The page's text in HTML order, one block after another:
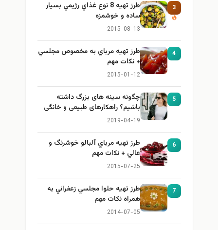
3
طرز تهيه 8 نوع غذاي رژيمي بسيار
ساده و خوشمزه
2015-08-13
4
طرز تهيه مرباي به مخصوص مجلسي
+ نكات مهم
2015-01-12
5
چگونه سینه های بزرگ داشته
باشیم؟ راهکارهای طبیعی و خانگی
برای بزرگ کردن سینه
2019-04-19
6
طرز تهيه مرباي آلبالو خوشرنگ و
عالي + نكات مهم
2015-07-25
7
طرز تهيه حلوا مجلسي زعفراني به
همراه نكات مهم
2014-07-05